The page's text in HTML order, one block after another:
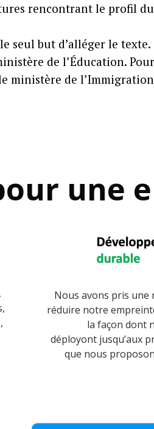
rencontrant le profil
seul but d’alléger le texte.
de l’Éducation.
ministère de
une
Nous avons pris une
réduire notre
la façon dont
déployont jusqu’aux
que nous